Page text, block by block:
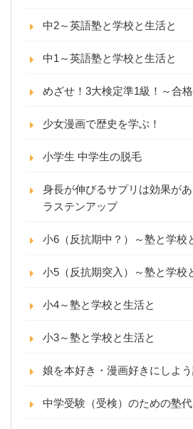
中2～英語塾と学校と生活と
中1～英語塾と学校と生活と
めざせ！3大検定準1級！～合
少女漫画で歴史を学ぶ！
小学生 中学生の脱毛
身長が伸びるサプリは効果が
ラステンアップ
小6（反抗期中？）～塾と学校
小5（反抗期突入）～塾と学校
小4～塾と学校と生活と
小3～塾と学校と生活と
娘を本好き・漫画好きにしよ
中学受験（受検）のための塾